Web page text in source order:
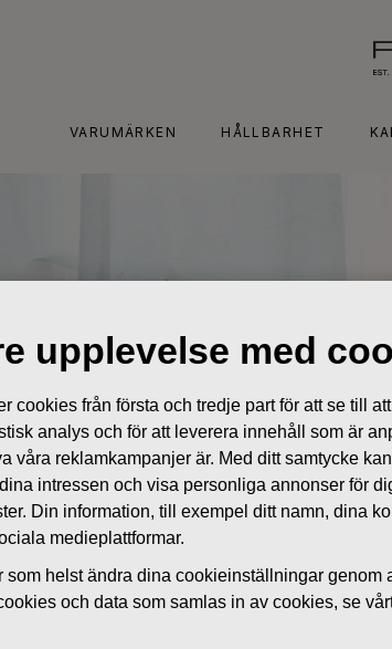
VARUMÄRKEN HÅLLBARHET
upplevelse med
cookies från första och tredje part för att se till
analys och för att leverera innehåll som är
våra reklamkampanjer är. Med ditt samtycke
intressen och visa personliga annonser för
Din information, till exempel ditt namn, dina
medieplattformar.
som helst ändra dina cookieinställningar
och data som samlas in av cookies, se